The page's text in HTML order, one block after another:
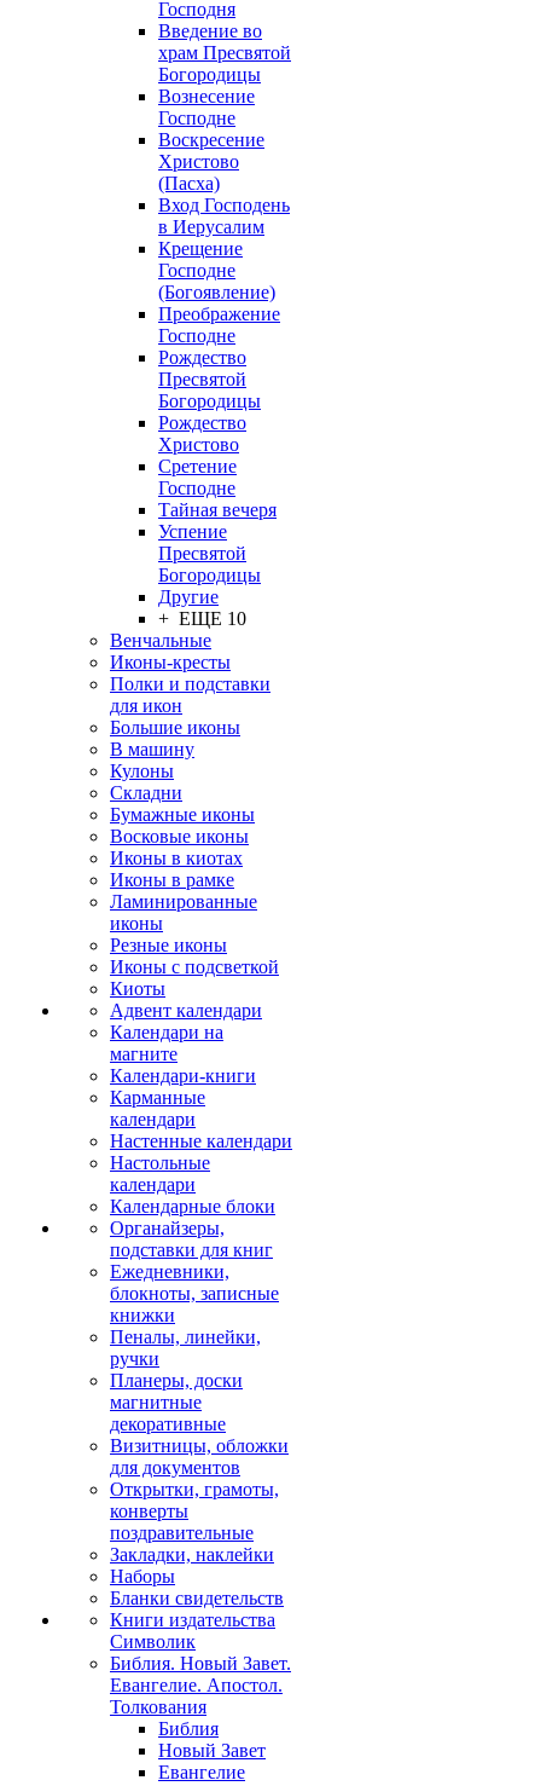
Господня
Введение во
храм Пресвятой
Богородицы
Вознесение
Господне
Воскресение
Христово
(Пасха)
Вход Господень
в Иерусалим
Крещение
Господне
(Богоявление)
Преображение
Господне
Рождество
Пресвятой
Богородицы
Рождество
Христово
Сретение
Господне
Тайная вечеря
Успение
Пресвятой
Богородицы
Другие
+ ЕЩЕ 10
Венчальные
Иконы-кресты
Полки и подставки
для икон
Большие иконы
В машину
Кулоны
Складни
Бумажные иконы
Восковые иконы
Иконы в киотах
Иконы в рамке
Ламинированные
иконы
Резные иконы
Иконы с подсветкой
Киоты
Адвент календари
Календари на
магните
Календари-книги
Карманные
календари
Настенные календари
Настольные
календари
Календарные блоки
Органайзеры,
подставки для книг
Ежедневники,
блокноты, записные
книжки
Пеналы, линейки,
ручки
Планеры, доски
магнитные
декоративные
Визитницы, обложки
для документов
Открытки, грамоты,
конверты
поздравительные
Закладки, наклейки
Наборы
Бланки свидетельств
Книги издательства
Символик
Библия. Новый Завет.
Евангелие. Апостол.
Толкования
Библия
Новый Завет
Евангелие